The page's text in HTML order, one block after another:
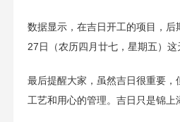
数据显示，在吉日开工的项目，
27日（农历四月廿七，星期五）
最后提醒大家，虽然吉日很重要
工艺和用心的管理。吉日只是锦上